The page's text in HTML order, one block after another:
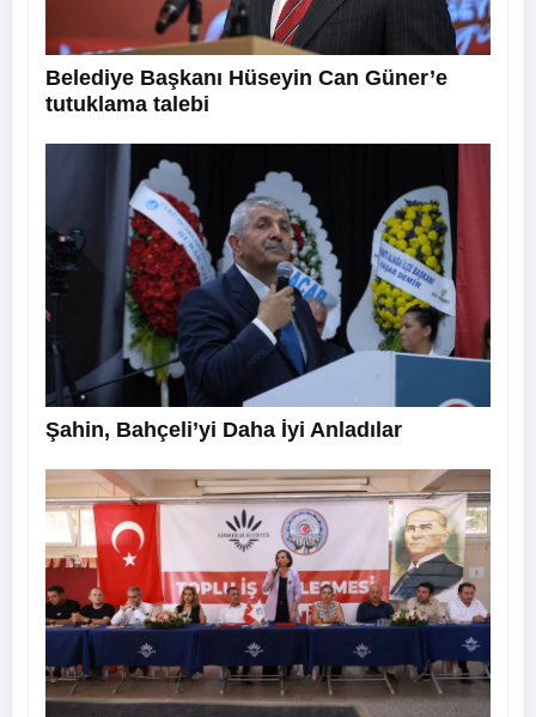
Belediye Başkanı Hüseyin Can Güner’e
tutuklama talebi
Şahin, Bahçeli’yi Daha İyi Anladılar